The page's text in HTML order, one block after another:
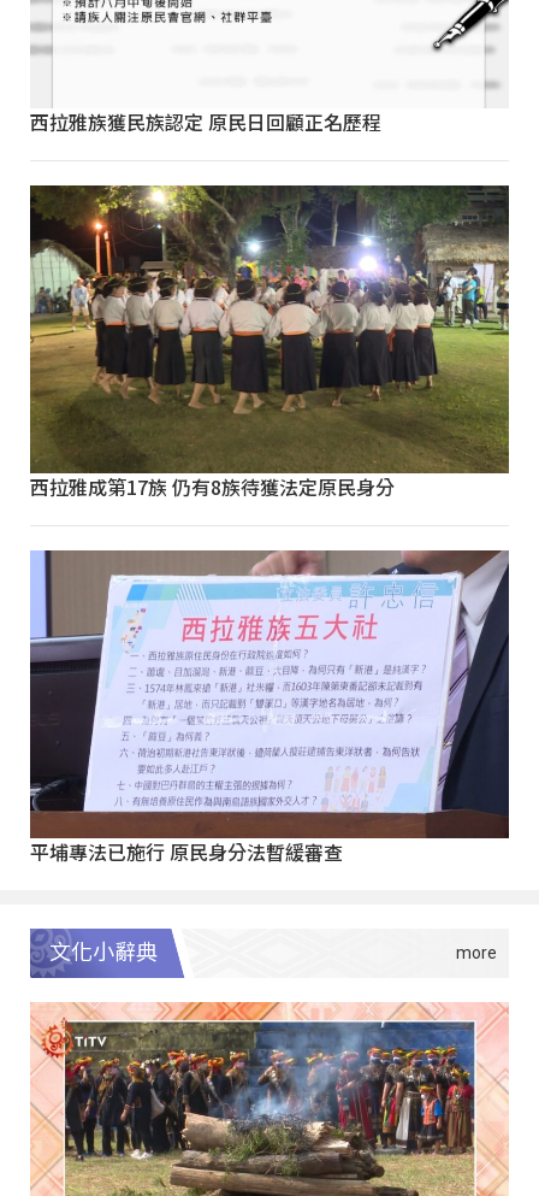
西拉雅族獲民族認定 原民日回顧正名歷程
西拉雅成第17族 仍有8族待獲法定原民身分
平埔專法已施行 原民身分法暫緩審查
文化小辭典